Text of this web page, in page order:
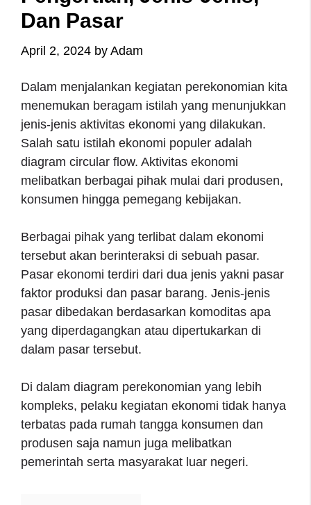
Dan Pasar
April 2, 2024 by Adam
Dalam menjalankan kegiatan perekonomian kita
menemukan beragam istilah yang menunjukkan
jenis-jenis aktivitas ekonomi yang dilakukan.
Salah satu istilah ekonomi populer adalah
diagram circular flow. Aktivitas ekonomi
melibatkan berbagai pihak mulai dari produsen,
konsumen hingga pemegang kebijakan.
Berbagai pihak yang terlibat dalam ekonomi
tersebut akan berinteraksi di sebuah pasar.
Pasar ekonomi terdiri dari dua jenis yakni pasar
faktor produksi dan pasar barang. Jenis-jenis
pasar dibedakan berdasarkan komoditas apa
yang diperdagangkan atau dipertukarkan di
dalam pasar tersebut.
Di dalam diagram perekonomian yang lebih
kompleks, pelaku kegiatan ekonomi tidak hanya
terbatas pada rumah tangga konsumen dan
produsen saja namun juga melibatkan
pemerintah serta masyarakat luar negeri.